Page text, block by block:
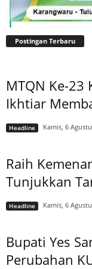
Postingan Terbaru
MTQN Ke-23
Ikhtiar
Headline Kamis, 6
Raih
Tunjukkan
Headline Kamis, 6
Bupati Yes
Perubahan